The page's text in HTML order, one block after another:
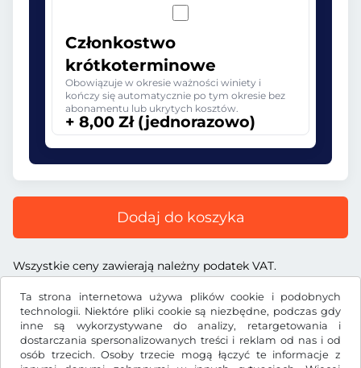
Ta strona internetowa używa plików cookie i podobnych
technologii. Niektóre pliki cookie są niezbędne, podczas gdy
inne są wykorzystywane do analizy, retargetowania i
dostarczania spersonalizowanych treści i reklam od nas i od
osób trzecich. Osoby trzecie mogą łączyć te informacje z
Członkostwo
krótkoterminowe
Obowiązuje w okresie ważności winiety i
kończy się automatycznie po tym okresie bez
abonamentu lub ukrytych kosztów.
+ 8,00 Zł (jednorazowo)
Dodaj do koszyka
Wszystkie ceny zawierają należny podatek VAT.
ZłPLN